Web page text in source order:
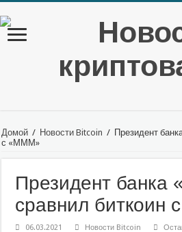
Домой / Новости Bitcoin / Президент
с «МММ»
Президент банка
сравнил
06.03.2021 Новости Bitcoin